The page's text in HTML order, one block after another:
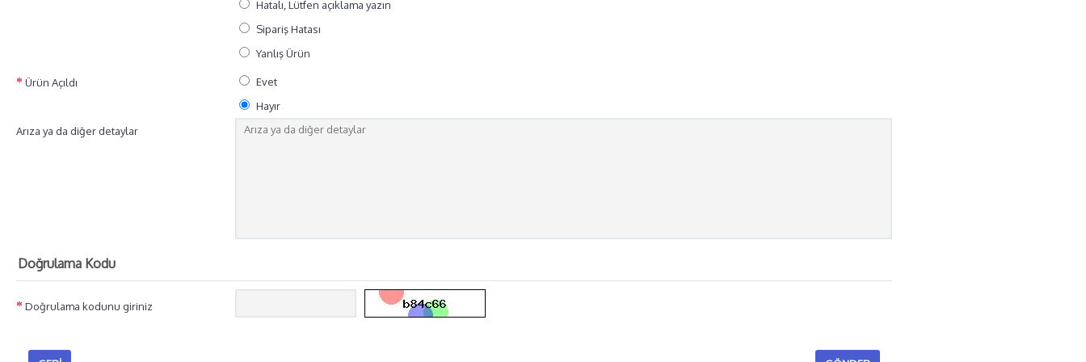
Hatalı, Lütfen açıklama yazın
Sipariş Hatası
Yanlış Ürün
Ürün Açıldı
Evet
Hayır
Arıza ya da diğer detaylar
Doğrulama Kodu
Doğrulama kodunu giriniz